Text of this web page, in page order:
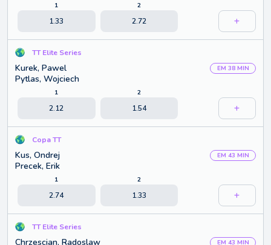
1
1.33
2
2.72
TT Elite Series
Kurek, Pawel
Pytlas, Wojciech
EM 38 MIN
1
2.12
2
1.54
Copa TT
Kus, Ondrej
Precek, Erik
EM 43 MIN
1
2.74
2
1.33
TT Elite Series
Chrzescian, Radoslaw
EM 43 MIN